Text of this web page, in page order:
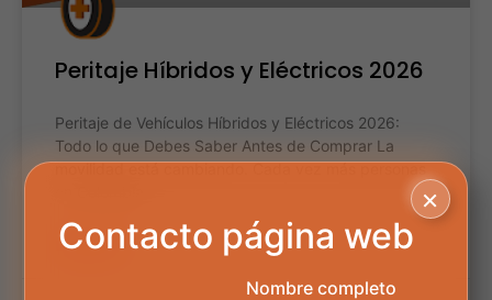
Peritaje Híbridos y Eléctricos 2026
Peritaje de Vehículos Híbridos y Eléctricos 2026:
Todo lo que Debes Saber Antes de Comprar La
movilidad está cambiando. Cada vez más personas
LEER MÁS »
×
Contacto página web
Nombre completo